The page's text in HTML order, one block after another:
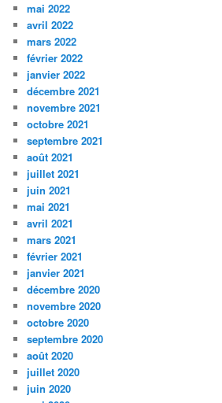
mai 2022
avril 2022
mars 2022
février 2022
janvier 2022
décembre 2021
novembre 2021
octobre 2021
septembre 2021
août 2021
juillet 2021
juin 2021
mai 2021
avril 2021
mars 2021
février 2021
janvier 2021
décembre 2020
novembre 2020
octobre 2020
septembre 2020
août 2020
juillet 2020
juin 2020